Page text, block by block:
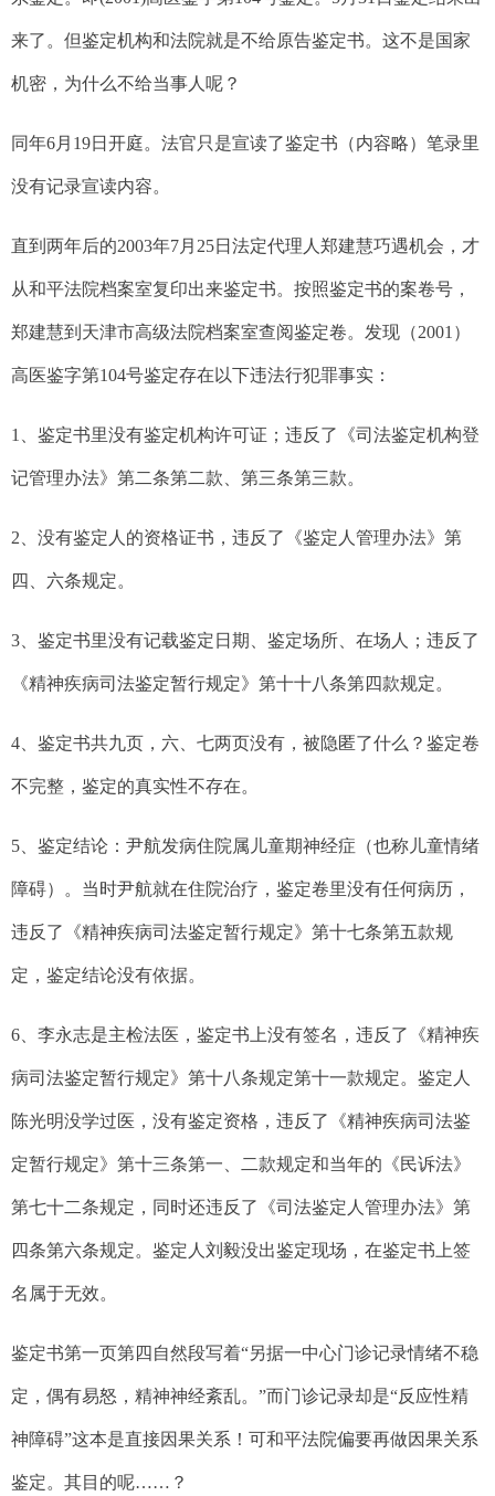
来了。但鉴定机构和法院就是不给原告鉴定书。这不是国家
机密，为什么不给当事人呢？
同年6月 19日开庭。法官只是宣读了鉴定书（内容略）笔录里
没有记录宣读内容。
直到两年后的2003年7月 25日法定代理人郑建慧巧遇机会，才
从和平法院档案室复印出来鉴定书。按照鉴定书的案卷号，
郑建慧到天津市高级法院档案室查阅鉴定卷。发现（2001 ）
高医鉴字第104号鉴定存在以下违法行犯罪事实：
1 、鉴定书里没有鉴定机构许可证；违反了《司法鉴定机构登
记管理办法》第二条第二款、第三条第三款。
2 、没有鉴定人的资格证书，违反了《鉴定人管理办法》第
四、六条规定。
3 、鉴定书里没有记载鉴定日期、鉴定场所、在场人；违反了
《精神疾病司法鉴定暂行规定》第十十八条第四款规定。
4 、鉴定书共九页，六、七两页没有，被隐匿了什么？鉴定卷
不完整，鉴定的真实性不存在。
5 、鉴定结论：尹航发病住院属儿童期神经症（也称儿童情绪
障碍）。当时尹航就在住院治疗，鉴定卷里没有任何病历，
违反了《精神疾病司法鉴定暂行规定》第十七条第五款规
定，鉴定结论没有依据。
6 、李永志是主检法医，鉴定书上没有签名，违反了《精神疾
病司法鉴定暂行规定》第十八条规定第十一款规定。鉴定人
陈光明没学过医，没有鉴定资格，违反了《精神疾病司法鉴
定暂行规定》第十三条第一、二款规定和当年的《民诉法》
第七十二条规定，同时还违反了《司法鉴定人管理办法》第
四条第六条规定。鉴定人刘毅没出鉴定现场，在鉴定书上签
名属于无效。
鉴定书第一页第四自然段写着“另据一中心门诊记录情绪不稳
定，偶有易怒，精神神经紊乱。”而门诊记录却是“反应性精
神障碍”这本是直接因果关系！可和平法院偏要再做因果关系
鉴定。其目的呢……？